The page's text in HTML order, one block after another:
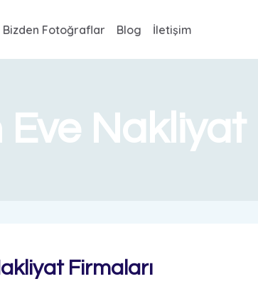
Bizden Fotoğraflar Blog İletişim
Eve Nakliyat
Firmaları